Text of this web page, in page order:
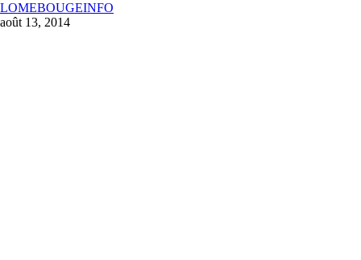
LOMEBOUGEINFO
août 13, 2014